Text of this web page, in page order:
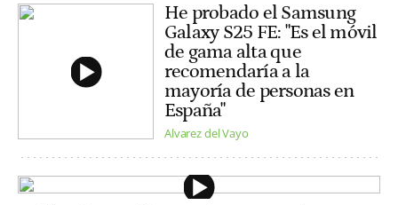
He probado el Samsung
Galaxy S25 FE: "Es el móvil
de gama alta que
recomendaría a la
mayoría de personas en
España"
Alvarez del Vayo